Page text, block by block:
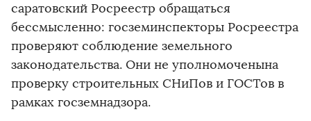
саратовский Росреестр обращаться
бессмысленно: госземинспекторы Росреестра
проверяют соблюдение земельного
законодательства. Они не уполномоченына
проверку строительных СНиПов и ГОСТов в
рамках госземнадзора.